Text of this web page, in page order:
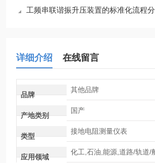
工频串联谐振升压装置的标准化流程
详细介绍 在线留言
品牌
其他品牌
产地类别
国产
类型
接地电阻测量仪表
应用领域
化工,石油,能源,道路/轨道/